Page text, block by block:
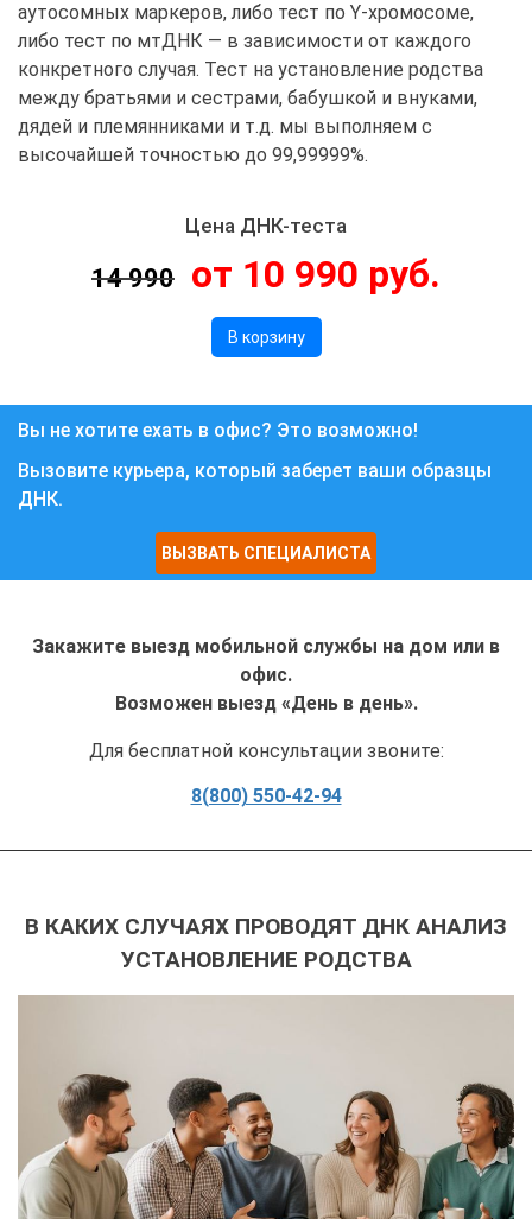
аутосомных маркеров, либо тест по Y-хромосоме,
либо тест по мтДНК — в зависимости от каждого
конкретного случая. Тест на установление родства
между братьями и сестрами, бабушкой и внуками,
дядей и племянниками и т.д. мы выполняем с
высочайшей точностью до 99,99999%.
Цена ДНК-теста
14 990 от 10 990 руб.
В корзину
Вы не хотите ехать в офис? Это возможно!
Вызовите курьера, который заберет ваши образцы
ДНК.
ВЫЗВАТЬ СПЕЦИАЛИСТА
Закажите выезд мобильной службы на дом или в
офис.
Возможен выезд «День в день».
Для бесплатной консультации звоните:
8(800) 550-42-94
В КАКИХ СЛУЧАЯХ ПРОВОДЯТ ДНК АНАЛИЗ
УСТАНОВЛЕНИЕ РОДСТВА